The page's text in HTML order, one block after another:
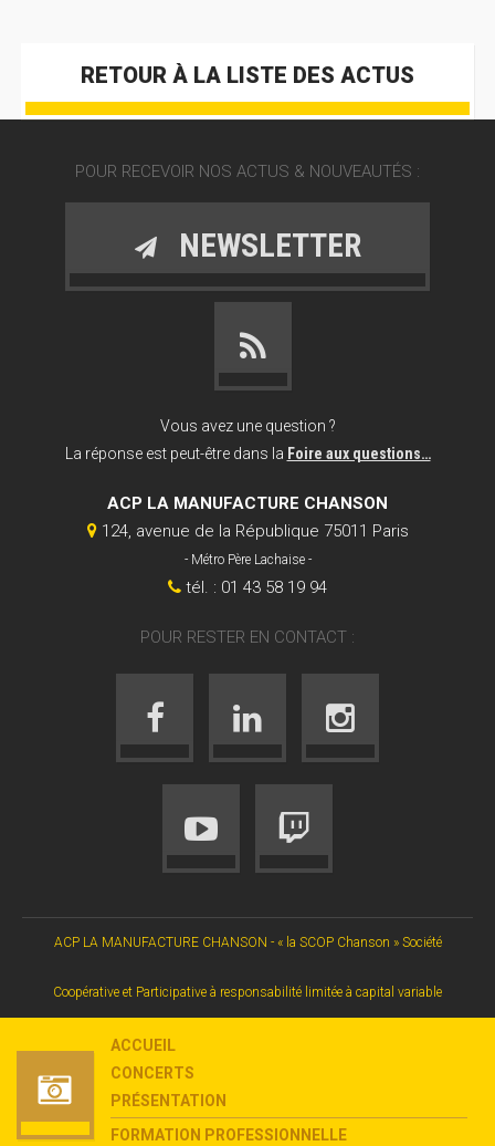
RETOUR À LA LISTE DES ACTUS
POUR RECEVOIR NOS ACTUS & NOUVEAUTÉS :
NEWSLETTER
Vous avez une question ?
La réponse est peut-être dans la Foire aux questions…
ACP LA MANUFACTURE CHANSON
124, avenue de la République 75011 Paris
- Métro Père Lachaise -
tél. : 01 43 58 19 94
POUR RESTER EN CONTACT :
ACP LA MANUFACTURE CHANSON - « la SCOP Chanson » Société
Coopérative et Participative à responsabilité limitée à capital variable
ACCUEIL
CONCERTS
PRÉSENTATION
FORMATION PROFESSIONNELLE